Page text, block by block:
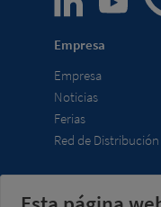
Empresa
Empresa
Noticias
Ferias
Red de Distribución